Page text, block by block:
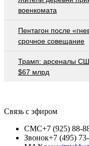
военкомата
Пентагон после
срочное совещание
Трамп: арсеналы
$67 млрд
Связь с эфиром
СМС+7 (925) 88-
Звонок+7 (495)